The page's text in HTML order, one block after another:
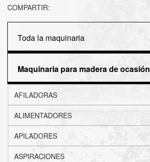
COMPARTIR:
Toda la maquinaria
Maquinaria para madera de ocasión
AFILADORAS
ALIMENTADORES
APILADORES
ASPIRACIONES